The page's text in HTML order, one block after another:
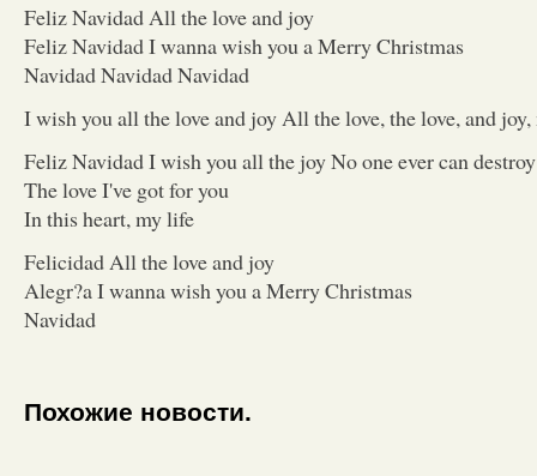
Feliz Navidad All the love and joy
Feliz Navidad I wanna wish you a Merry Christmas
Navidad Navidad Navidad
I wish you all the love and joy All the love, the love, and joy,
Feliz Navidad I wish you all the joy No one ever can destroy
The love I've got for you
In this heart, my life
Felicidad All the love and joy
Alegr?a I wanna wish you a Merry Christmas
Navidad
Похожие новости.